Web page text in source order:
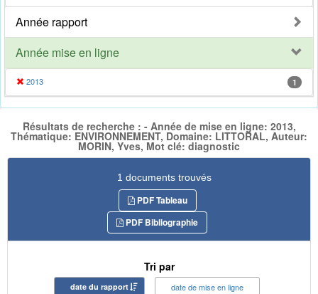
Année rapport
Année mise en ligne
2013 1
Résultats de recherche : - Année de mise en ligne: 2013,
Thématique: ENVIRONNEMENT, Domaine: LITTORAL, Auteur:
MORIN, Yves, Mot clé: diagnostic
1 documents trouvés
PDF Tableau
PDF Bibliographie
Tri par
date du rapport date de mise en ligne